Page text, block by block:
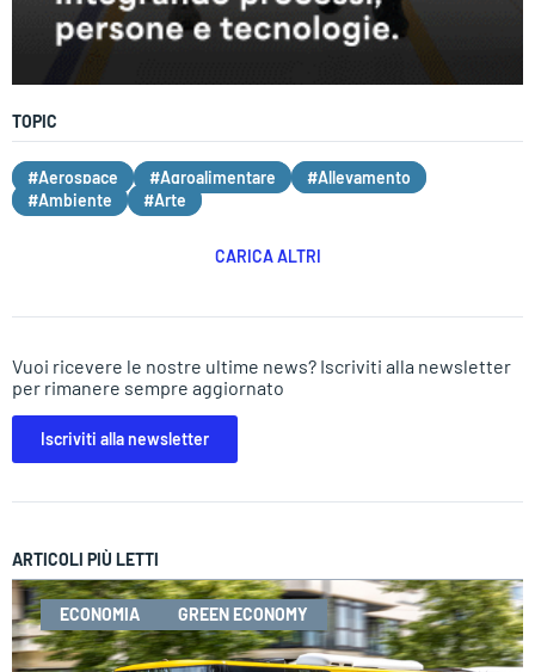
TOPIC
#Aerospace #Agroalimentare
#Allevamento
#Ambiente
#Arte
CARICA ALTRI
Vuoi ricevere le nostre ultime news? Iscriviti alla newsletter
per rimanere sempre aggiornato
Iscriviti alla newsletter
ARTICOLI PIÙ LETTI
ECONOMIA GREEN ECONOMY